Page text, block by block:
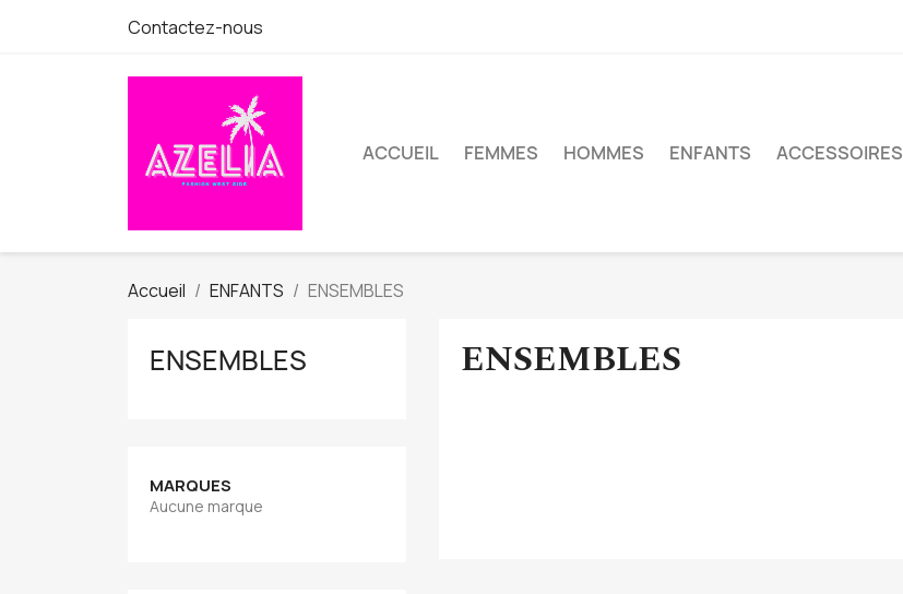
Contactez-nous
ACCUEIL FEMMES HOMMES ENFANTS ACCESSOIRES
Accueil ENFANTS ENSEMBLES
ENSEMBLES
MARQUES
Aucune marque
ENSEMBLES